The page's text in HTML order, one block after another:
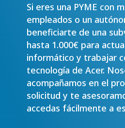
Si eres una PYME con
empleados o un
beneficiarte de una
hasta 1.000€ para
informático y trabajar
tecnología de Acer.
acompañamos en el
solicitud y te
accedas fácilmente a